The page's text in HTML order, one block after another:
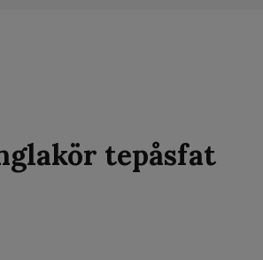
tepåsfat